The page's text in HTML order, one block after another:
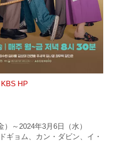
KBS HP
～2024年3月6日（水）
ギョム、カン・ダビン、イ・